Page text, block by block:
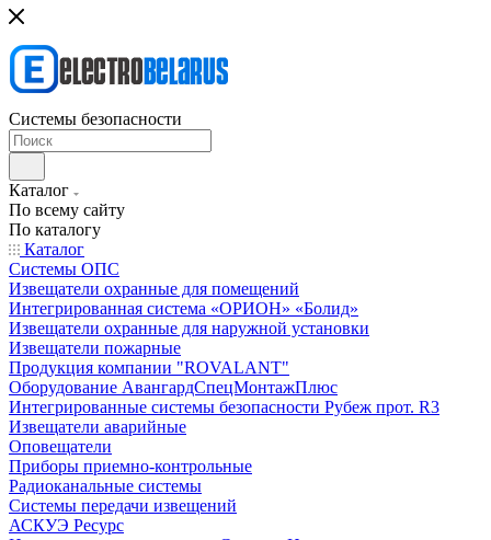
Системы безопасности
Каталог
По всему сайту
По каталогу
Каталог
Системы ОПС
Извещатели охранные для помещений
Интегрированная система «ОРИОН» «Болид»
Извещатели охранные для наружной установки
Извещатели пожарные
Продукция компании "ROVALANT"
Оборудование АвангардСпецМонтажПлюс
Интегрированные системы безопасности Рубеж прот. R3
Извещатели аварийные
Оповещатели
Приборы приемно-контрольные
Радиоканальные системы
Системы передачи извещений
АСКУЭ Ресурс